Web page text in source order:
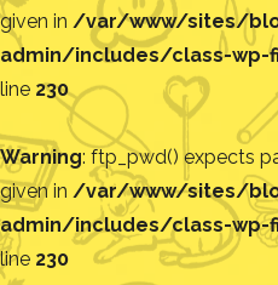
given in /var/www/sites/
admin/includes/class-wp-
line 230
Warning: ftp_pwd() expects
given in /var/www/sites/
admin/includes/class-wp-
line 230